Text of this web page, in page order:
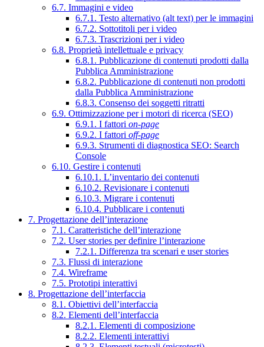
6.7. Immagini e video
6.7.1. Testo alternativo (alt text) per le immagini
6.7.2. Sottotitoli per i video
6.7.3. Trascrizioni per i video
6.8. Proprietà intellettuale e privacy
6.8.1. Pubblicazione di contenuti prodotti dalla
Pubblica Amministrazione
6.8.2. Pubblicazione di contenuti non prodotti
dalla Pubblica Amministrazione
6.8.3. Consenso dei soggetti ritratti
6.9. Ottimizzazione per i motori di ricerca (SEO)
6.9.1. I fattori on-page
6.9.2. I fattori off-page
6.9.3. Strumenti di diagnostica SEO: Search
Console
6.10. Gestire i contenuti
6.10.1. L’inventario dei contenuti
6.10.2. Revisionare i contenuti
6.10.3. Migrare i contenuti
6.10.4. Pubblicare i contenuti
7. Progettazione dell’interazione
7.1. Caratteristiche dell’interazione
7.2. User stories per definire l’interazione
7.2.1. Differenza tra scenari e user stories
7.3. Flussi di interazione
7.4. Wireframe
7.5. Prototipi interattivi
8. Progettazione dell’interfaccia
8.1. Obiettivi dell’interfaccia
8.2. Elementi dell’interfaccia
8.2.1. Elementi di composizione
8.2.2. Elementi interattivi